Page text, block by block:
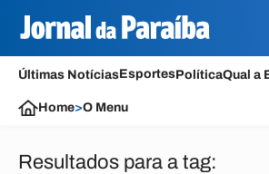
Últimas NotíciasEsportesPolíticaQual a
Home>O Menu
Resultados para a tag: